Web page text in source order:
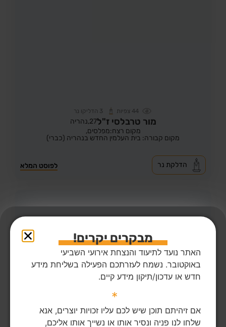
44 צפיות 3 הדליקו נר
מור טרבלסי ז"ל27, נהריה
מקום רצח:מפלסים,
מקום קבורה: בית העלמין החדש בנהריה (כברי)
לפוסט המלא הדלקת נר
מבקרים יקרים!
האתר נועד לתיעוד והנצחת אירועי השביעי
באוקטובר. נשמח לעזרתכם הפעילה בשליחת מידע
חדש או עדכון/תיקון מידע קיים.
*
אם זיהיתם תוכן שיש לכם עליו זכויות יוצרים, אנא
שלחו לנו פניה ונסיר אותו או נשייך אותו אליכם,